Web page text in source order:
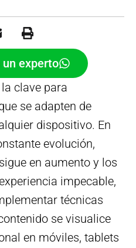
experto
clave para
se adapten de
dispositivo. En
evolución,
en aumento y los
impecable,
técnicas
se visualice
en móviles, tablets